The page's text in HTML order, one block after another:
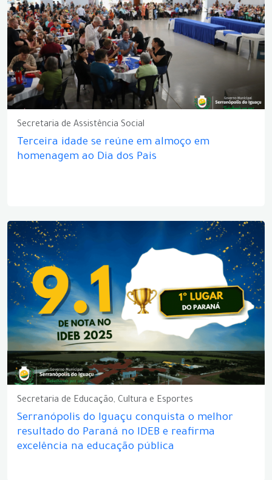
Secretaria de Assistência Social
Terceira idade se reúne em almoço em
homenagem ao Dia dos Pais
Secretaria de Educação, Cultura e Esportes
Serranópolis do Iguaçu conquista o melhor
resultado do Paraná no IDEB e reafirma
excelência na educação pública